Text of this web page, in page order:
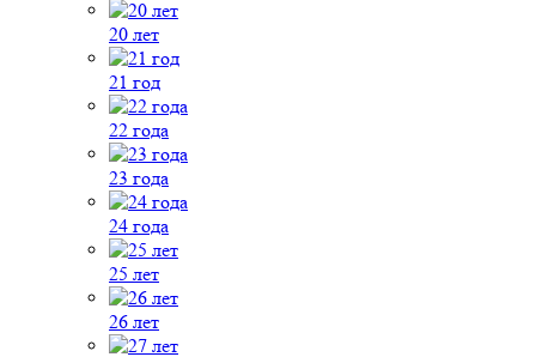
20 лет
21 год
22 года
23 года
24 года
25 лет
26 лет